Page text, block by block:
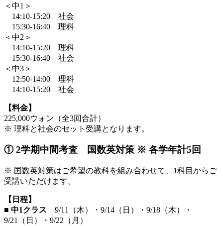
＜中1＞
14:10-15:20 社会
15:30-16:40 理科
＜中2＞
14:10-15:20 理科
15:30-16:40 社会
＜中3＞
12:50-14:00 理科
14:10-15:20 社会
【料金】
225,000ウォン（全3回合計）
※ 理科と社会のセット受講となります。
① 2学期中間考査 国数英対策 ※ 各学年計5回
※ 国数英対策はご希望の教科を組み合わせて、1科目からご
受講いただけます。
【日程】
■ 中1クラス 9/11（木）・9/14（日）・9/18（木）・
9/21（日）・9/22（月）